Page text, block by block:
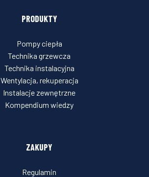
PRODUKTY
Pompy ciepła
Technika grzewcza
Technika instalacyjna
Wentylacja, rekuperacja
Instalacje zewnętrzne
Kompendium wiedzy
ZAKUPY
Regulamin